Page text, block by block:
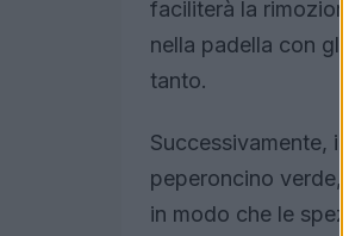
faciliterà la
nella padella con
tanto.
Successivamente,
peperoncino verde,
in modo che le